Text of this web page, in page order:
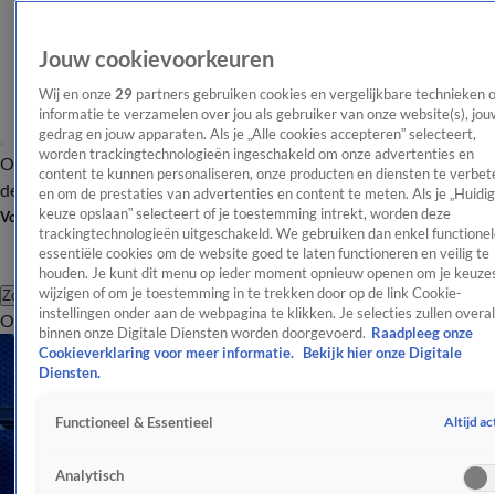
OverzichtAfleveringen Entertainment TV Algemeen
Tip
de redactieNieuwsbrief
Volg Shownieuws
Zoeken
OverzichtEntertainmentSpraakmakendRealityCrimeVideo's
Jouw cookievoorkeuren
Wij en onze 29 partners gebruiken cookies en vergelijkbare technieken
informatie te verzamelen over jou als gebruiker van onze website(s),
gedrag en jouw apparaten. Als je „Alle cookies accepteren” selecteert,
worden trackingtechnologieën ingeschakeld om onze advertenties en
content te kunnen personaliseren, onze producten en diensten te
en om de prestaties van advertenties en content te meten. Als je
keuze opslaan” selecteert of je toestemming intrekt, worden deze
trackingtechnologieën uitgeschakeld. We gebruiken dan enkel
essentiële cookies om de website goed te laten functioneren en veilig te
houden. Je kunt dit menu op ieder moment opnieuw openen om je
wijzigen of om je toestemming in te trekken door op de link Cookie-
instellingen onder aan de webpagina te klikken. Je selecties zullen overal
binnen onze Digitale Diensten worden doorgevoerd. Raadpleeg onze
Cookieverklaring voor meer informatie.
Bekijk hier onze Digitale
Diensten.
Functioneel & Essentieel Altijd
Analytisch